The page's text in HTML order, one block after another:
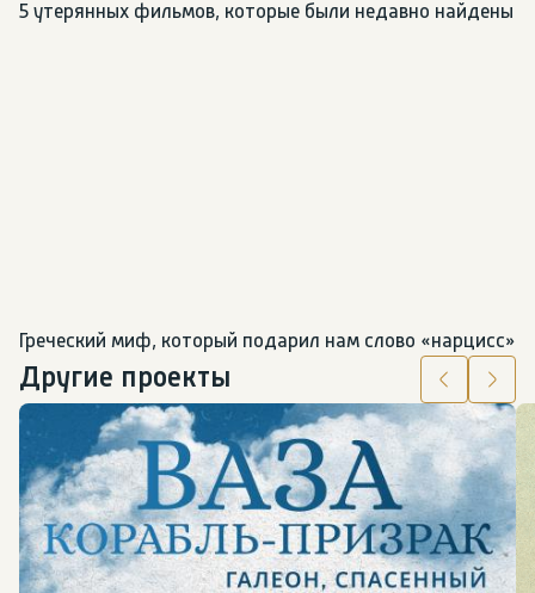
5 утерянных фильмов, которые были недавно найдены
Греческий миф, который подарил нам слово «нарцисс»
Другие проекты